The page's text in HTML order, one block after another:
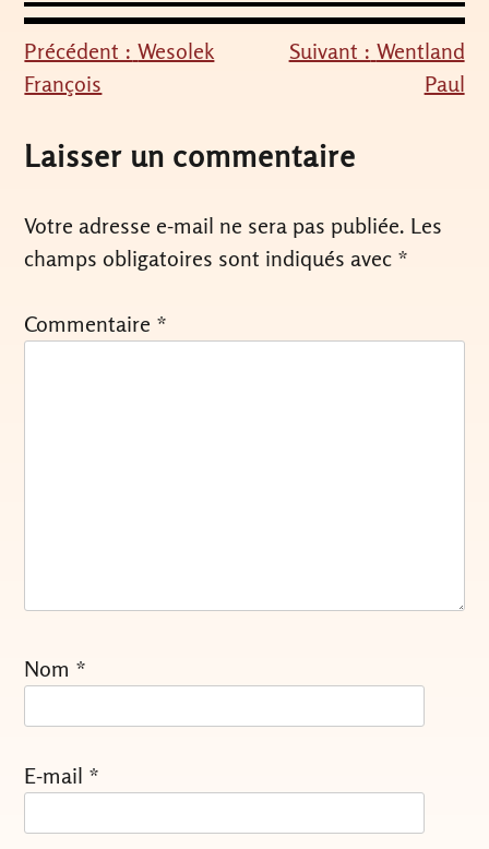
Navigation
de
l’article
Précédent : Wesolek
François
Suivant : Wentland
Paul
Laisser un commentaire
Votre adresse e-mail ne sera pas publiée. Les
champs obligatoires sont indiqués avec *
Commentaire *
Nom *
E-mail *